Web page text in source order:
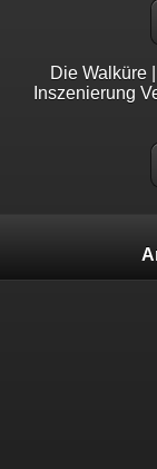
Die Walküre
Inszenierung